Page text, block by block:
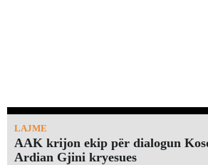
LAJME
AAK krijon ekip për dialogun
Ardian Gjini kryesues